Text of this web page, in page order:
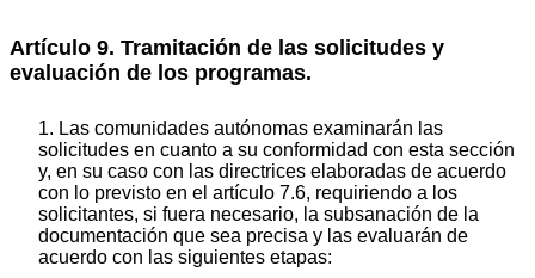
Artículo 9. Tramitación de las solicitudes y
evaluación de los programas.
1. Las comunidades autónomas examinarán las
solicitudes en cuanto a su conformidad con esta sección
y, en su caso con las directrices elaboradas de acuerdo
con lo previsto en el artículo 7.6, requiriendo a los
solicitantes, si fuera necesario, la subsanación de la
documentación que sea precisa y las evaluarán de
acuerdo con las siguientes etapas: